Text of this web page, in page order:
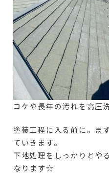
コケや長年の汚れを高圧
塗装工程に入る前に。ま
ていきます。
下地処理をしっかりとや
なります☆